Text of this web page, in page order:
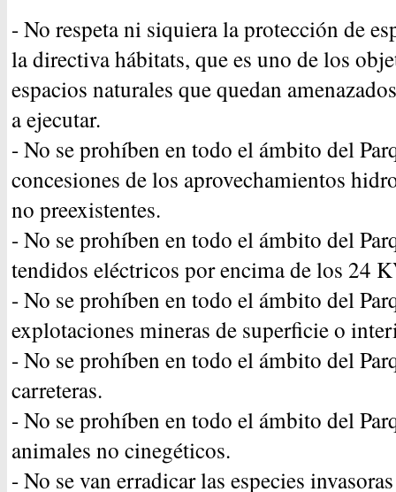
- No respeta ni siquiera la protección de
la directiva hábitats, que es uno de los
espacios naturales que quedan
a ejecutar.
- No se prohíben en todo el ámbito del
concesiones de los aprovechamientos
no preexistentes.
- No se prohíben en todo el ámbito del
tendidos eléctricos por encima de los 24
- No se prohíben en todo el ámbito del
explotaciones mineras de superficie o
- No se prohíben en todo el ámbito del
carreteras.
- No se prohíben en todo el ámbito del
animales no cinegéticos.
- No se van erradicar las especies